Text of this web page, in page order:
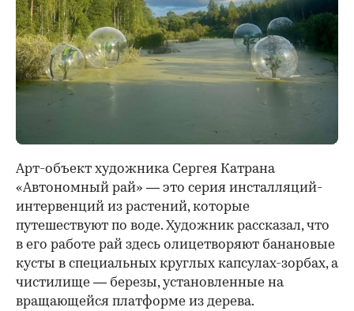
Арт-объект художника Сергея Катрана
«Автономный рай» — это серия инсталляций-
интервенций из растений, которые
путешествуют по воде. Художник рассказал, что
в его работе рай здесь олицетворяют банановые
кусты в специальных круглых капсулах-зорбах, а
чистилище — березы, установленные на
вращающейся платформе из дерева.